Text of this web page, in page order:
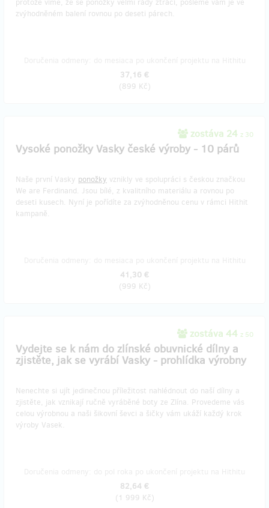
protože víme, že se ponožky velmi rády ztrácí, pošleme vám je ve
zvýhodněném balení rovnou po deseti párech.
37,16 €
(899 Kč)
zostáva 24 z 30
Vysoké ponožky Vasky české výroby - 10 párů
Naše první Vasky ponožky vznikly ve spolupráci s českou značkou
We are Ferdinand. Jsou bílé, z kvalitního materiálu a rovnou po
deseti kusech. Nyní je pořídíte za zvýhodněnou cenu v rámci Hithit
kampaně.
41,30 €
(999 Kč)
zostáva 44 z 50
Vydejte se k nám do zlínské obuvnické dílny a
zjistěte, jak se vyrábí Vasky - prohlídka výrobny
Nenechte si ujít jedinečnou příležitost nahlédnout do naší dílny a
zjistěte, jak vznikají ručně vyráběné boty ze Zlína. Provedeme vás
celou výrobnou a naši šikovní ševci a šičky vám ukáží každý krok
výroby Vasek.
82,64 €
(1 999 Kč)